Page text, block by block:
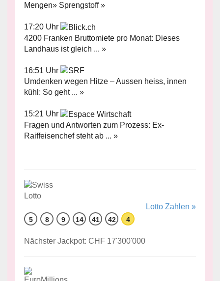
Mengen» Sprengstoff »
17:20 Uhr
4200 Franken Bruttomiete pro Monat: Dieses
Landhaus ist gleich ... »
16:51 Uhr
Umdenken wegen Hitze – Aussen heiss, innen
kühl: So geht ... »
15:21 Uhr
Fragen und Antworten zum Prozess: Ex-
Raiffeisenchef steht ab ... »
Lotto Zahlen »
5 8 9 14 41 42 4
Nächster Jackpot: CHF 17'300'000